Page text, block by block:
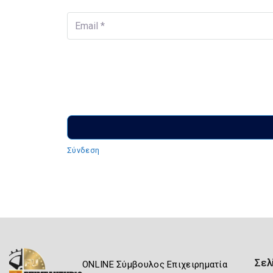
Email *
Σύνδεση
ONLINE Σύμβουλος Επιχειρηματία